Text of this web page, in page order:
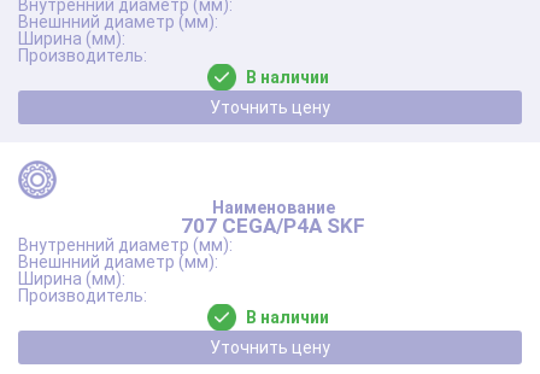
В наличии
Уточнить цену
707 CEGA/P4A SKF
В наличии
Уточнить цену